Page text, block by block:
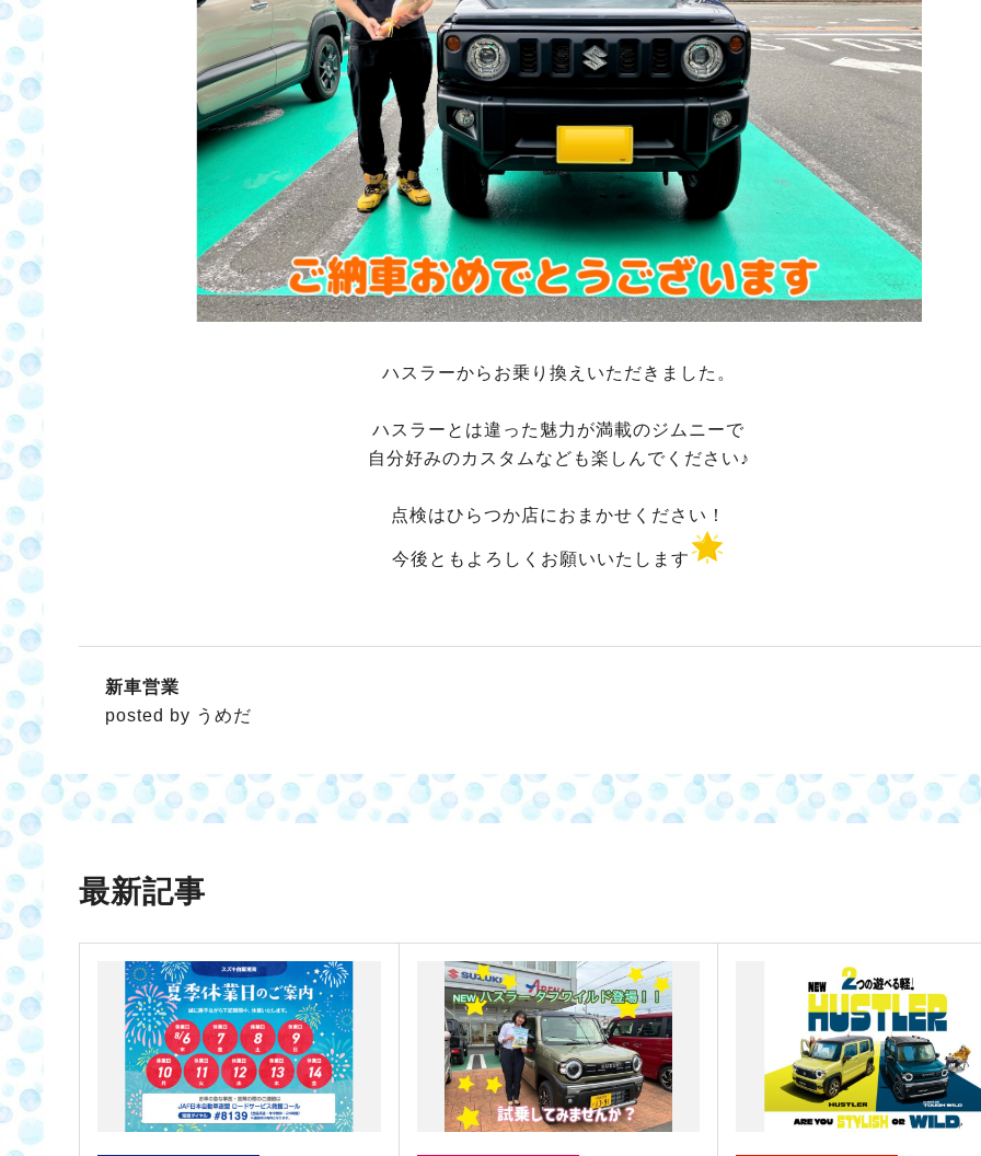
ハスラーからお乗り換えいただきました。
ハスラーとは違った魅力が満載のジムニーで
自分好みのカスタムなども楽しんでください♪
点検はひらつか店におまかせください！
今後ともよろしくお願いいたします
新車営業
posted by うめだ
最新記事